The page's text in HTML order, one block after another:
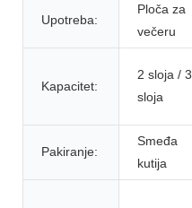
Upotreba:
Ploča za
večeru
Kapacitet:
2 sloja / 3
sloja
Pakiranje:
Smeđa
kutija